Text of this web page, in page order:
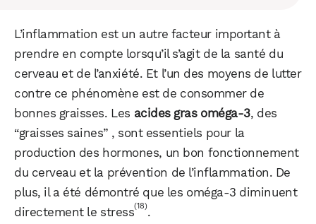
L’inflammation est un autre facteur important à
prendre en compte lorsqu’il s’agit de la santé du
cerveau et de l’anxiété. Et l’un des moyens de lutter
contre ce phénomène est de consommer de
bonnes graisses. Les acides gras oméga-3, des
“graisses saines” , sont essentiels pour la
production des hormones, un bon fonctionnement
du cerveau et la prévention de l’inflammation. De
plus, il a été démontré que les oméga-3 diminuent
directement le stress(18).